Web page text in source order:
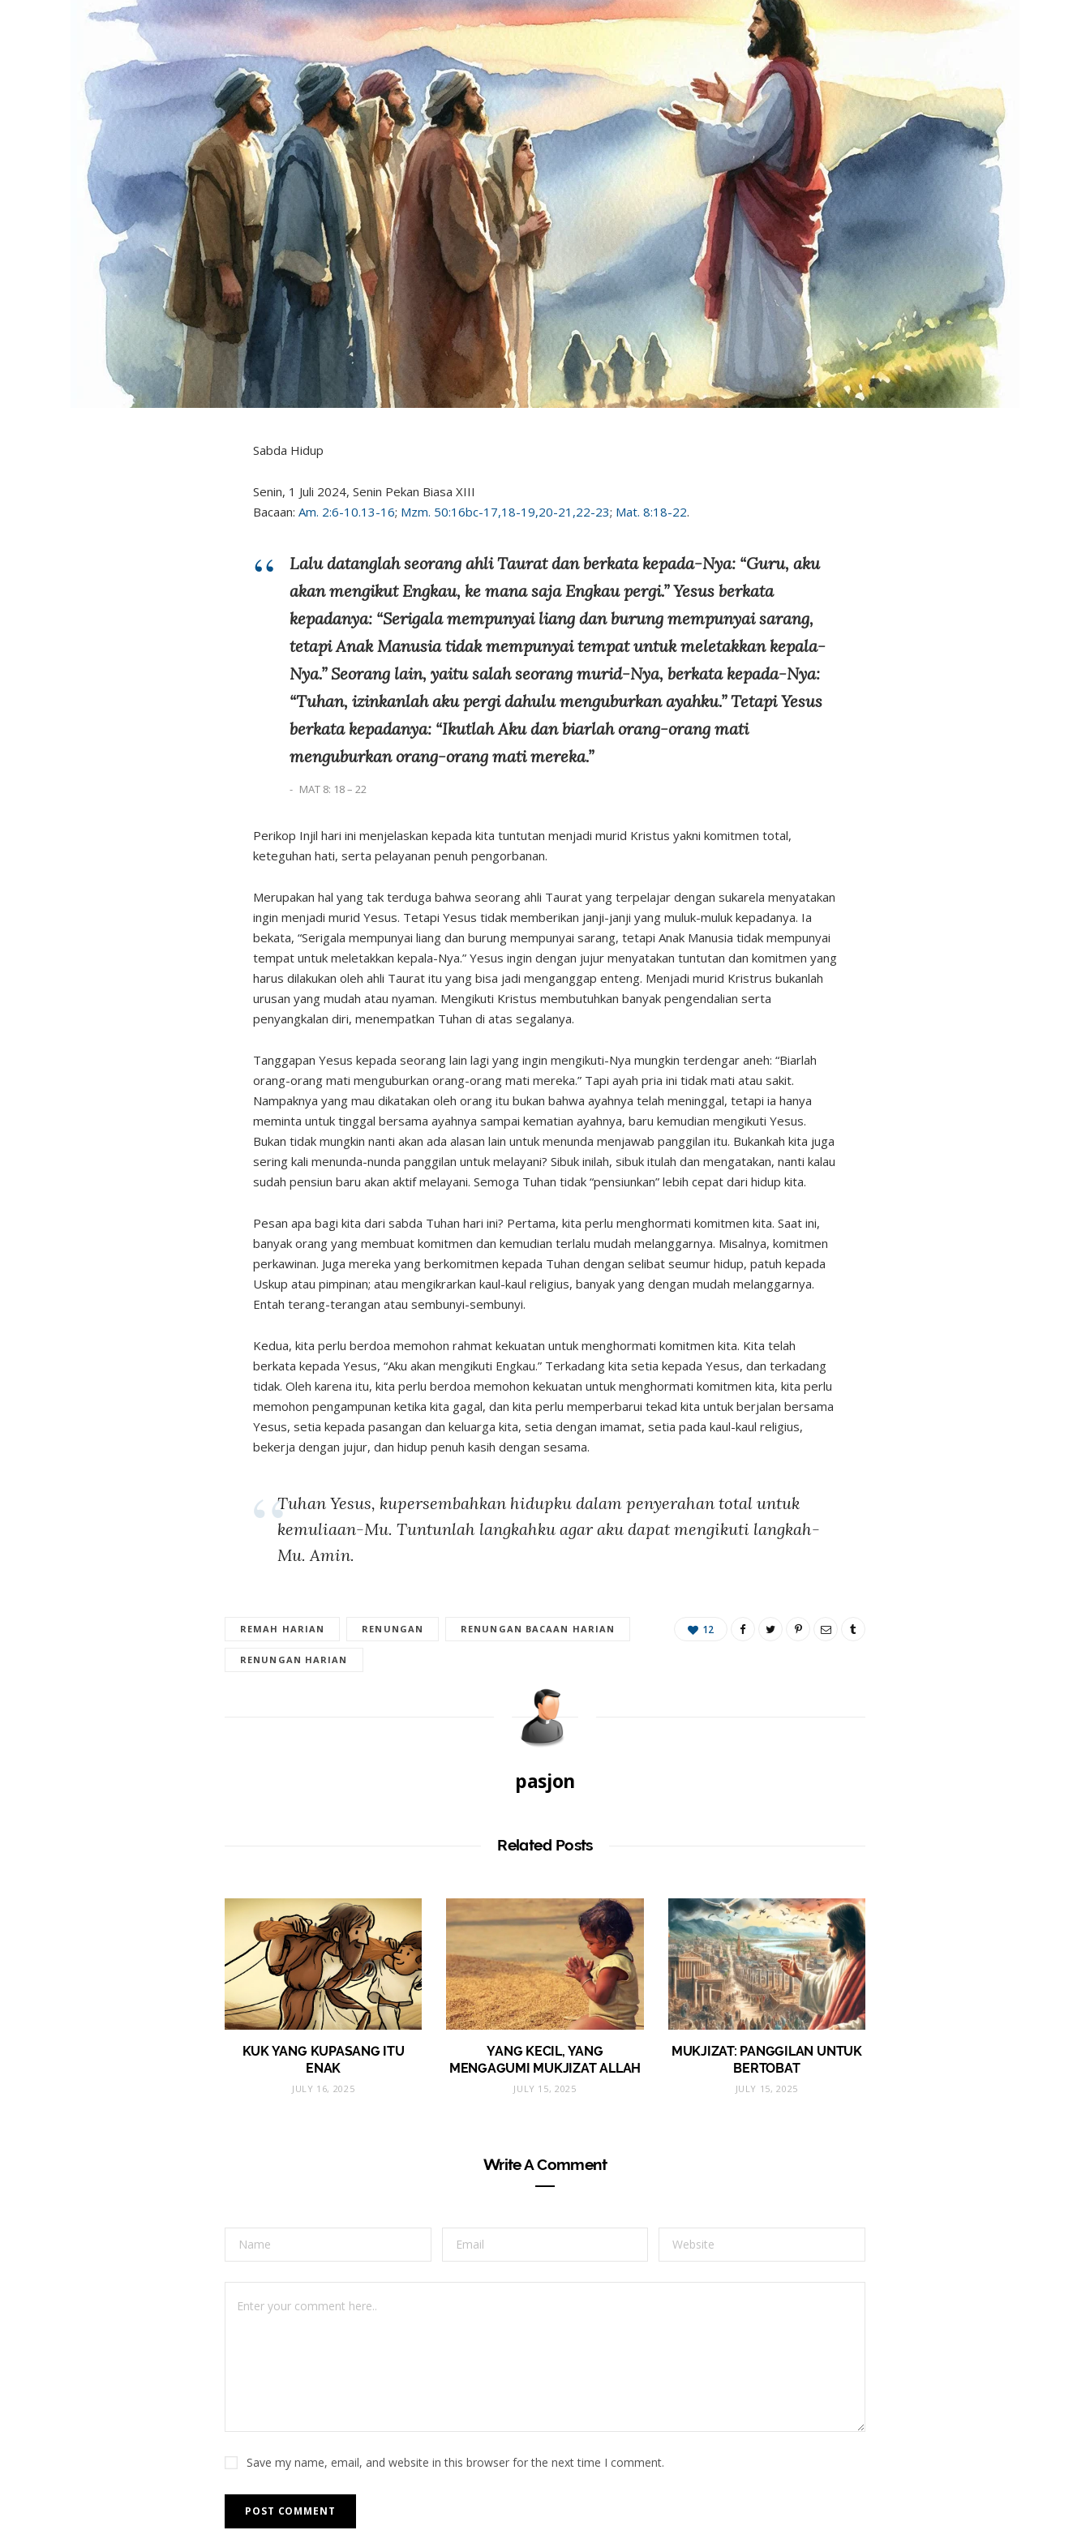
Sabda Hidup
Senin, 1 Juli 2024, Senin Pekan Biasa XIII
Bacaan: Am. 2:6-10.13-16; Mzm. 50:16bc-17,18-19,20-21,22-23; Mat. 8:18-22.
Lalu datanglah seorang ahli Taurat dan berkata kepada-Nya: “Guru, aku
akan mengikut Engkau, ke mana saja Engkau pergi.” Yesus berkata
kepadanya: “Serigala mempunyai liang dan burung mempunyai sarang,
tetapi Anak Manusia tidak mempunyai tempat untuk meletakkan kepala-
Nya.” Seorang lain, yaitu salah seorang murid-Nya, berkata kepada-Nya:
“Tuhan, izinkanlah aku pergi dahulu menguburkan ayahku.” Tetapi Yesus
berkata kepadanya: “Ikutlah Aku dan biarlah orang-orang mati
menguburkan orang-orang mati mereka.”
MAT 8: 18 – 22
Perikop Injil hari ini menjelaskan kepada kita tuntutan menjadi murid Kristus yakni komitmen total,
keteguhan hati, serta pelayanan penuh pengorbanan.
Merupakan hal yang tak terduga bahwa seorang ahli Taurat yang terpelajar dengan sukarela menyatakan
ingin menjadi murid Yesus. Tetapi Yesus tidak memberikan janji-janji yang muluk-muluk kepadanya. Ia
bekata, “Serigala mempunyai liang dan burung mempunyai sarang, tetapi Anak Manusia tidak mempunyai
tempat untuk meletakkan kepala-Nya.” Yesus ingin dengan jujur ​​menyatakan tuntutan dan komitmen yang
harus dilakukan oleh ahli Taurat itu yang bisa jadi menganggap enteng. Menjadi murid Kristrus bukanlah
urusan yang mudah atau nyaman. Mengikuti Kristus membutuhkan banyak pengendalian serta
penyangkalan diri, menempatkan Tuhan di atas segalanya.
Tanggapan Yesus kepada seorang lain lagi yang ingin mengikuti-Nya mungkin terdengar aneh: “Biarlah
orang-orang mati menguburkan orang-orang mati mereka.” Tapi ayah pria ini tidak mati atau sakit.
Nampaknya yang mau dikatakan oleh orang itu bukan bahwa ayahnya telah meninggal, tetapi ia hanya
meminta untuk tinggal bersama ayahnya sampai kematian ayahnya, baru kemudian mengikuti Yesus.
Bukan tidak mungkin nanti akan ada alasan lain untuk menunda menjawab panggilan itu. Bukankah kita juga
sering kali menunda-nunda panggilan untuk melayani? Sibuk inilah, sibuk itulah dan mengatakan, nanti kalau
sudah pensiun baru akan aktif melayani. Semoga Tuhan tidak “pensiunkan” lebih cepat dari hidup kita.
Pesan apa bagi kita dari sabda Tuhan hari ini? Pertama, kita perlu menghormati komitmen kita. Saat ini,
banyak orang yang membuat komitmen dan kemudian terlalu mudah melanggarnya. Misalnya, komitmen
perkawinan. Juga mereka yang berkomitmen kepada Tuhan dengan selibat seumur hidup, patuh kepada
Uskup atau pimpinan; atau mengikrarkan kaul-kaul religius, banyak yang dengan mudah melanggarnya.
Entah terang-terangan atau sembunyi-sembunyi.
Kedua, kita perlu berdoa memohon rahmat kekuatan untuk menghormati komitmen kita. Kita telah
berkata kepada Yesus, “Aku akan mengikuti Engkau.” Terkadang kita setia kepada Yesus, dan terkadang
tidak. Oleh karena itu, kita perlu berdoa memohon kekuatan untuk menghormati komitmen kita, kita perlu
memohon pengampunan ketika kita gagal, dan kita perlu memperbarui tekad kita untuk berjalan bersama
Yesus, setia kepada pasangan dan keluarga kita, setia dengan imamat, setia pada kaul-kaul religius,
bekerja dengan jujur, dan hidup penuh kasih dengan sesama.
Tuhan Yesus, kupersembahkan hidupku dalam penyerahan total untuk
kemuliaan-Mu. Tuntunlah langkahku agar aku dapat mengikuti langkah-
Mu. Amin.
REMAH HARIAN RENUNGAN RENUNGAN BACAAN HARIAN
RENUNGAN HARIAN
12
pasjon
Related Posts
KUK YANG KUPASANG ITU
ENAK
JULY 16, 2025
YANG KECIL, YANG
MENGAGUMI MUKJIZAT ALLAH
JULY 15, 2025
MUKJIZAT: PANGGILAN UNTUK
BERTOBAT
JULY 15, 2025
Write A Comment
Save my name, email, and website in this browser for the next time I comment.